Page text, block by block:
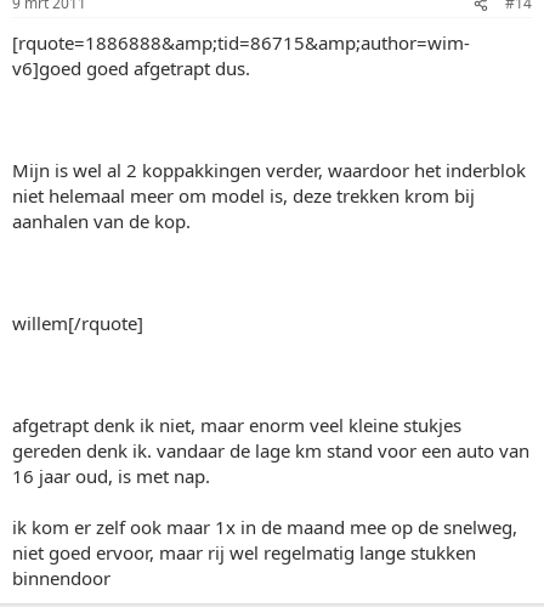
[rquote=1886888&amp;tid=86715&amp;author=wim-
v6]goed goed afgetrapt dus.
Mijn is wel al 2 koppakkingen verder, waardoor het inderblok
niet helemaal meer om model is, deze trekken krom bij
aanhalen van de kop.
willem[/rquote]
afgetrapt denk ik niet, maar enorm veel kleine stukjes
gereden denk ik. vandaar de lage km stand voor een auto van
16 jaar oud, is met nap.
ik kom er zelf ook maar 1x in de maand mee op de snelweg,
niet goed ervoor, maar rij wel regelmatig lange stukken
binnendoor